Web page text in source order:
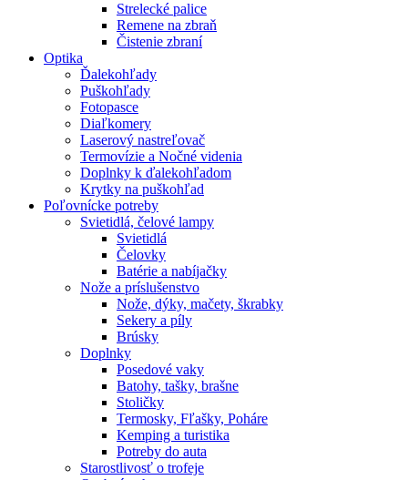
Strelecké palice
Remene na zbraň
Čistenie zbraní
Optika
Ďalekohľady
Puškohľady
Fotopasce
Diaľkomery
Laserový nastreľovač
Termovízie a Nočné videnia
Doplnky k ďalekohľadom
Krytky na puškohľad
Poľovnícke potreby
Svietidlá, čelové lampy
Svietidlá
Čelovky
Batérie a nabíjačky
Nože a príslušenstvo
Nože, dýky, mačety, škrabky
Sekery a píly
Brúsky
Doplnky
Posedové vaky
Batohy, tašky, brašne
Stoličky
Termosky, Fľašky, Poháre
Kemping a turistika
Potreby do auta
Starostlivosť o trofeje